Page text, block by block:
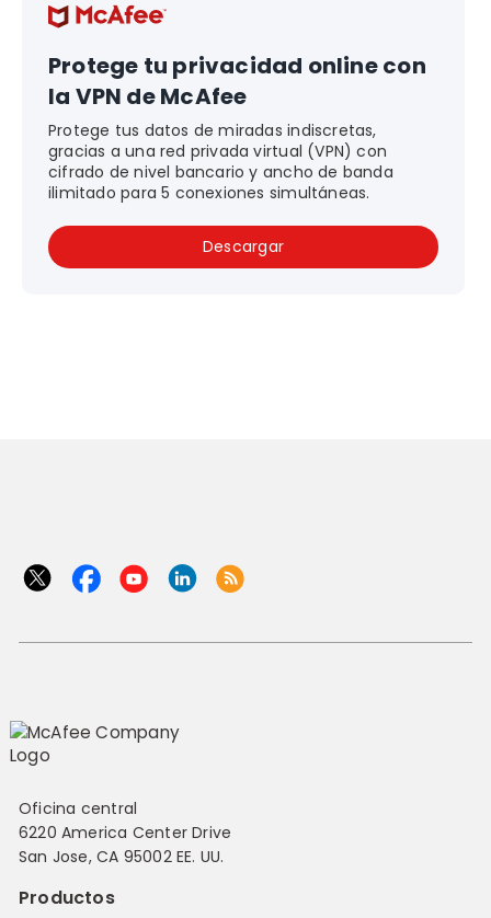
Protege tu privacidad online con
la VPN de McAfee
Protege tus datos de miradas indiscretas,
gracias a una red privada virtual (VPN) con
cifrado de nivel bancario y ancho de banda
ilimitado para 5 conexiones simultáneas.
Descargar
Oficina central
6220 America Center Drive
San Jose, CA 95002 EE. UU.
Productos